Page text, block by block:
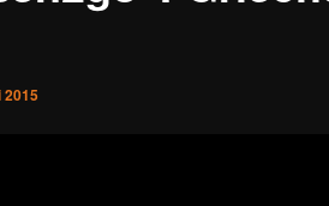
2015